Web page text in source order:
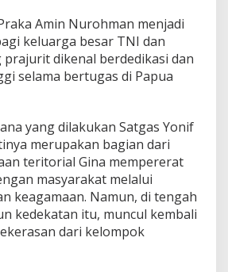
Amin Nurohman menjadi
keluarga besar TNI dan
prajurit dikenal berdedikasi dan
selama bertugas di Papua
yang dilakukan Satgas Yonif
merupakan bagian dari
teritorial Gina mempererat
masyarakat melalui
keagamaan. Namun, di tengah
kedekatan itu, muncul kembali
dari kelompok